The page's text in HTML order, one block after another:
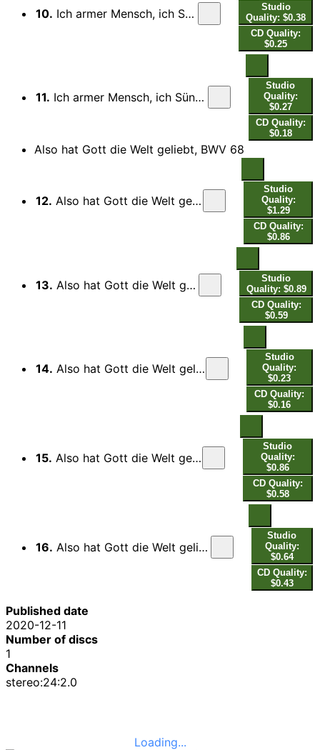
10. Ich armer Mensch, ich Sündenknecht, BWV 55: No. 4, Erbarme dich! (Live)
Studio
Quality: $0.38
CD Quality:
$0.25
11. Ich armer Mensch, ich Sündenknecht, BWV 55: No. 5, Bin ich gleich von dir gewichen (Live)
Studio
Quality:
$0.27
CD Quality:
$0.18
Also hat Gott die Welt geliebt, BWV 68
12. Also hat Gott die Welt geliebt, BWV 68: No. 1, Also hat Gott die Welt geliebt (Live)
Studio
Quality:
$1.29
CD Quality:
$0.86
13. Also hat Gott die Welt geliebt, BWV 68: No. 2, Mein gläubiges Herze (Live)
Studio
Quality: $0.89
CD Quality:
$0.59
14. Also hat Gott die Welt geliebt, BWV 68: No. 3, Ich bin mit Petro nicht vermessen (Live)
Studio
Quality:
$0.23
CD Quality:
$0.16
15. Also hat Gott die Welt geliebt, BWV 68: No. 4, Du bist geboren mir zugute (Live)
Studio
Quality:
$0.86
CD Quality:
$0.58
16. Also hat Gott die Welt geliebt, BWV 68: No. 5, Wer an ihn gläubet, der wird nicht gerichtet (Live)
Studio
Quality:
$0.64
CD Quality:
$0.43
Published date
2020-12-11
Number of discs
1
Channels
stereo:24:2.0
Loading...